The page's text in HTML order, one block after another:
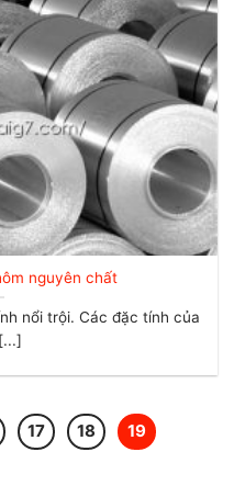
nguyên chất
nổi trội. Các đặc tính của
17 18 19